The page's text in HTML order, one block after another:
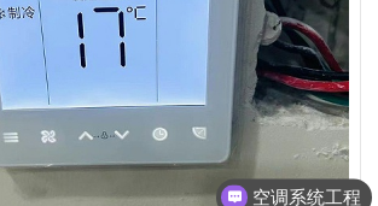
空调系统工程